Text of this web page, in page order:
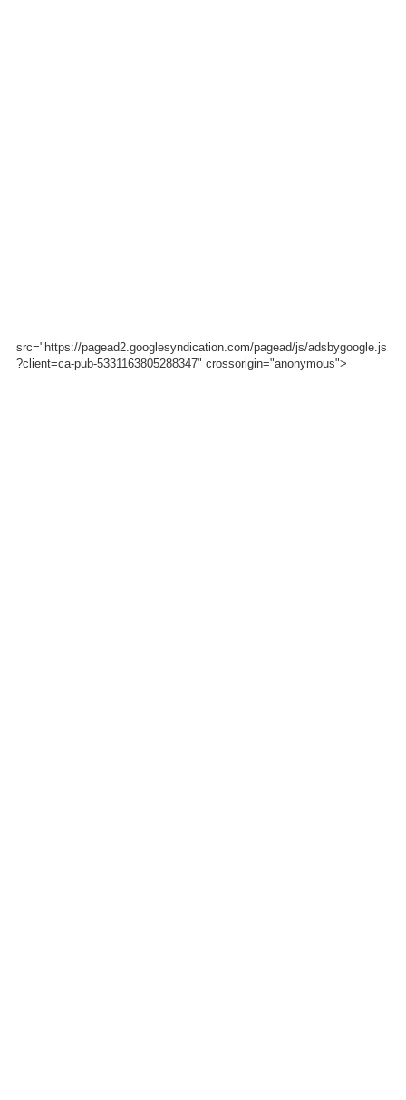
src="https://pagead2.googlesyndication.com/pagead/js/adsbygoogle.js
?client=ca-pub-5331163805288347" crossorigin="anonymous">